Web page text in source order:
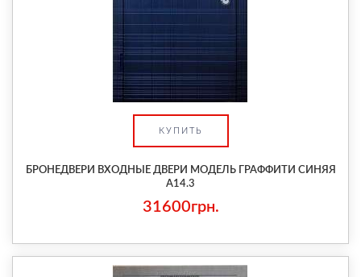
КУПИТЬ
БРОНЕДВЕРИ ВХОДНЫЕ ДВЕРИ МОДЕЛЬ ГРАФФИТИ СИНЯЯ
A14.3
31600грн.